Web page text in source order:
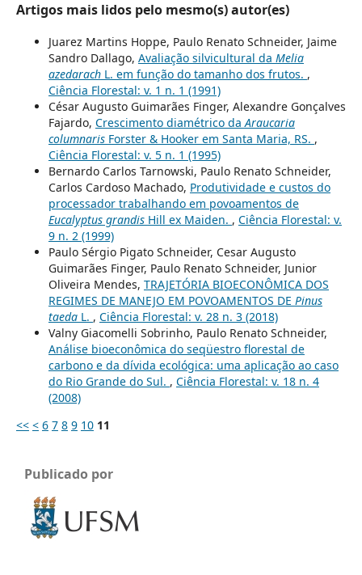
Artigos mais lidos pelo mesmo(s) autor(es)
Juarez Martins Hoppe, Paulo Renato Schneider, Jaime
Sandro Dallago, Avaliação silvicultural da Melia
azedarachL. em função do tamanho dos frutos. ,
Ciência Florestal: v. 1 n. 1 (1991)
César Augusto Guimarães Finger, Alexandre Gonçalves
Fajardo, Crescimento diamétrico daAraucaria
columnaris Forster & Hooker em Santa Maria, RS. ,
Ciência Florestal: v. 5 n. 1 (1995)
Bernardo Carlos Tarnowski, Paulo Renato Schneider,
Carlos Cardoso Machado, Produtividade e custos do
processador trabalhando em povoamentos de
Eucalyptus grandis Hill ex Maiden. , Ciência Florestal: v.
9 n. 2 (1999)
Paulo Sérgio Pigato Schneider, Cesar Augusto
Guimarães Finger, Paulo Renato Schneider, Junior
Oliveira Mendes, TRAJETÓRIA BIOECONÔMICA DOS
REGIMES DE MANEJO EM POVOAMENTOS DE Pinus
taeda L. , Ciência Florestal: v. 28 n. 3 (2018)
Valny Giacomelli Sobrinho, Paulo Renato Schneider,
Análise bioeconômica do seqüestro florestal de
carbono e da dívida ecológica: uma aplicação ao caso
do Rio Grande do Sul. , Ciência Florestal: v. 18 n. 4
(2008)
<< < 6 7 8 9 10 11
Publicado por